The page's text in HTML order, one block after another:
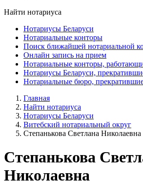
Найти нотариуса
Нотариусы Беларуси
Нотариальные конторы
Поиск ближайшей нотариальной
Онлайн запись на прием
Нотариальные конторы,
Нотариусы Беларуси,
Нотариальные бюро,
Главная
Найти нотариуса
Нотариусы Беларуси
Витебский нотариальный округ
Степанькова Светлана Николаевна
Степанькова
Николаевна